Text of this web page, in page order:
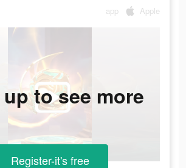
app Apple
to see more
Register-it's free